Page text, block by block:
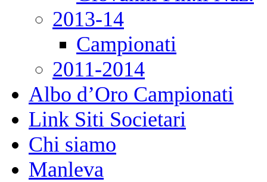
2013-14
Campionati
2011-2014
Albo d’Oro Campionati
Link Siti Societari
Chi siamo
Manleva